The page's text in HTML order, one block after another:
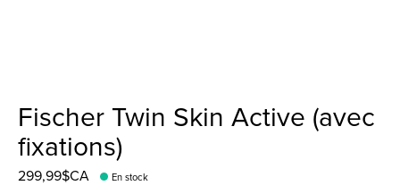
Fischer Twin Skin Active (avec
fixations)
299,99$CA En stock